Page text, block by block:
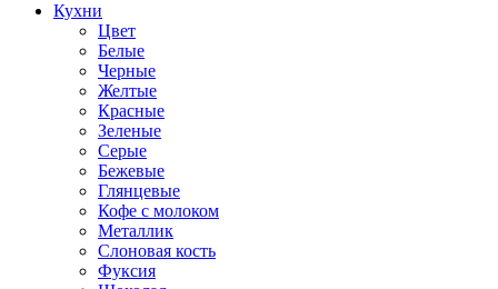
Кухни
Цвет
Белые
Черные
Желтые
Красные
Зеленые
Серые
Бежевые
Глянцевые
Кофе с молоком
Металлик
Слоновая кость
Фуксия